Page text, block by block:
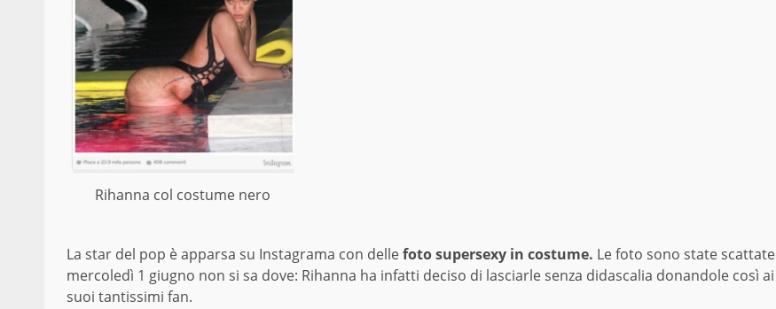
Rihanna col costume nero
La star del pop è apparsa su Instagrama con dellefoto supersexy in costume. Le foto sono state scattate
mercoledì 1 giugno non si sa dove: Rihanna ha infatti deciso di lasciarle senza didascalia donandole così ai
suoi tantissimi fan.